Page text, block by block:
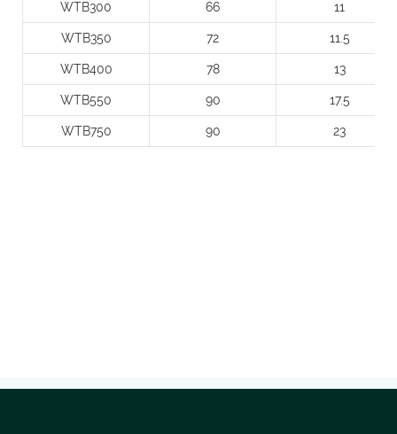
WTB300 66 11
WTB350 72 11.5
WTB400 78 13
WTB550 90 17.5
WTB750 90 23